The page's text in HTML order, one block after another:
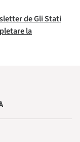
de Gli Stati
la